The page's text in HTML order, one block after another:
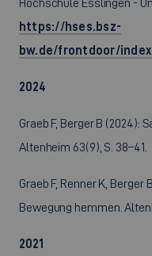
Hochschule Esslingen -
https://hses.bsz-
bw.de/frontdoor/
2024
Graeb F, Berger B (2024):
Altenheim 63(9), S. 38–41.
Graeb F, Renner K, Berger
Bewegung hemmen.
2021